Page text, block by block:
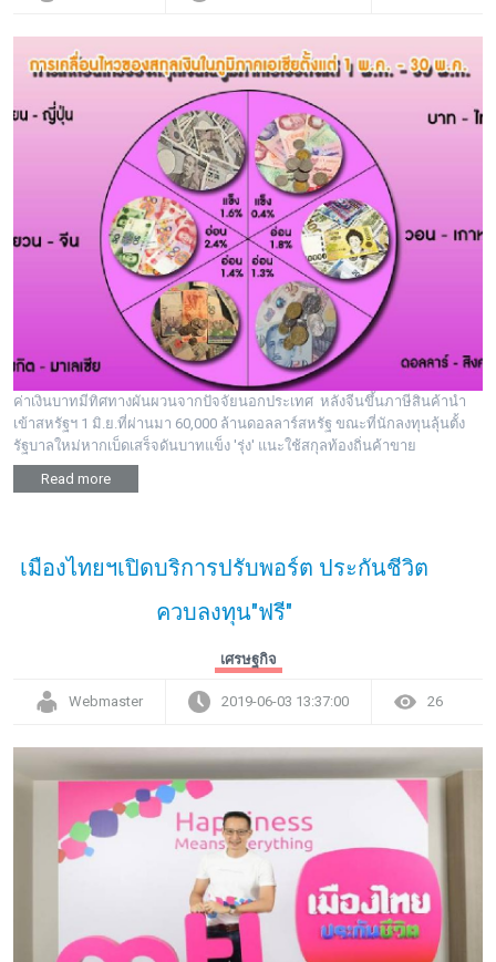
ค่าเงินบาทมีทิศทางผันผวนจากปัจจัยนอกประเทศ หลังจีนขึ้นภาษีสินค้านำ
เข้าสหรัฐฯ 1 มิ.ย.ที่ผ่านมา 60,000 ล้านดอลลาร์สหรัฐ ขณะที่นักลงทุนลุ้นตั้ง
รัฐบาลใหม่หากเบ็ดเสร็จดันบาทแข็ง 'รุ่ง' แนะใช้สกุลท้องถิ่นค้าขาย
Read more
เมืองไทยฯเปิดบริการปรับพอร์ต ประกันชีวิต
ควบลงทุน"ฟรี"
เศรษฐกิจ
Webmaster 2019-06-03 13:37:00 26